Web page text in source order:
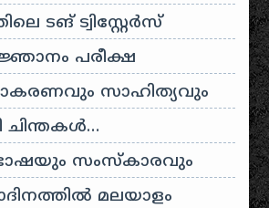
ടങ് ട്വിസ്റ്റേർസ്
പരീക്ഷ
സാഹിത്യവും
ചിന്തകൾ…
സംസ്കാരവും
മലയാളം